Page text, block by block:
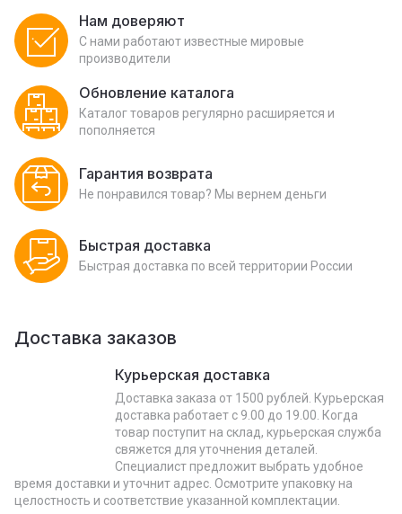
Нам доверяют
С нами работают известные мировые
производители
Обновление каталога
Каталог товаров регулярно расширяется и
пополняется
Гарантия возврата
Не понравился товар? Мы вернем деньги
Быстрая доставка
Быстрая доставка по всей территории России
Доставка заказов
Курьерская доставка
Доставка заказа от 1500 рублей. Курьерская
доставка работает с 9.00 до 19.00. Когда
товар поступит на склад, курьерская служба
свяжется для уточнения деталей.
Специалист предложит выбрать удобное
время доставки и уточнит адрес. Осмотрите упаковку на
целостность и соответствие указанной комплектации.